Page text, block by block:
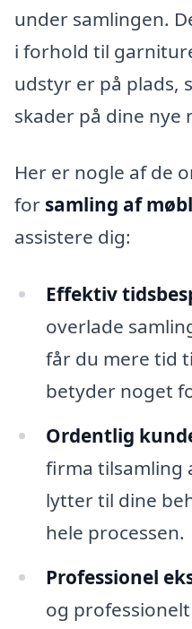
under samlingen.
i forhold til
udstyr er på plads,
skader på dine nye
Her er nogle af de
for samling af
assistere dig:
Effektiv
overlade
får du mere tid
betyder noget
Ordentlig
firma tilsamling
lytter til dine
hele processen.
Professionel
og